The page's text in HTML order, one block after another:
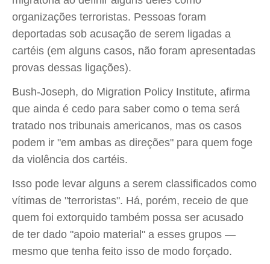
organizações terroristas. Pessoas foram
deportadas sob acusação de serem ligadas a
cartéis (em alguns casos, não foram apresentadas
provas dessas ligações).
Bush-Joseph, do Migration Policy Institute, afirma
que ainda é cedo para saber como o tema será
tratado nos tribunais americanos, mas os casos
podem ir "em ambas as direções" para quem foge
da violência dos cartéis.
Isso pode levar alguns a serem classificados como
vítimas de "terroristas". Há, porém, receio de que
quem foi extorquido também possa ser acusado
de ter dado "apoio material" a esses grupos —
mesmo que tenha feito isso de modo forçado.